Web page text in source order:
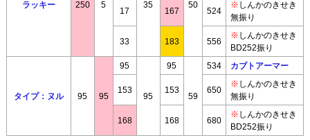
ラッキー 250 5 35 50
17 167 524
※ しんかのきせき
無振り
33 183 556
※ しんかのきせき
BD252振り
タイプ：ヌル 95 95
95
95
95
59
534 カブトアーマー
153 153 650
※ しんかのきせき
無振り
168 168 680
※ しんかのきせき
BD252振り